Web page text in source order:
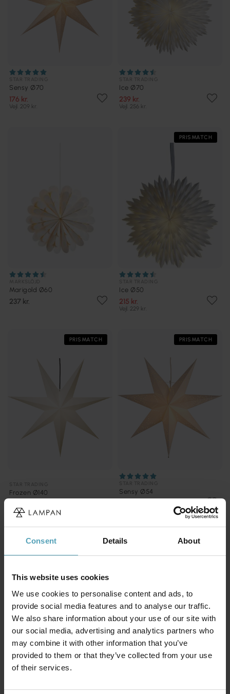
Consent Details About
This website uses cookies
We use cookies to personalise content and ads, to
provide social media features and to analyse our traffic.
We also share information about your use of our site with
our social media, advertising and analytics partners who
may combine it with other information that you’ve
provided to them or that they’ve collected from your use
of their services.
Sensy Ø70
176 kr.
Vejl. 209 kr.
Ice Ø70
239 kr.
Vejl. 256 kr.
Marigold Ø60
237 kr.
PRISMATCH
Ice Ø50
215 kr.
Vejl. 229 kr.
PRISMATCH
Frozen Ø140
Vejl. 549 kr.
PRISMATCH
Sensy Ø54
PRISMATCH